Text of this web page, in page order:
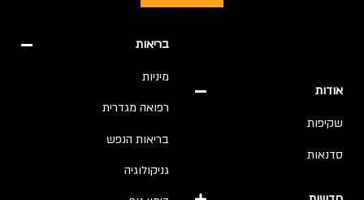
אודות
שקיפות
סדנאות
בריאות
מיניות
רפואה מגדרית
בריאות הנפש
גניקולוגיה